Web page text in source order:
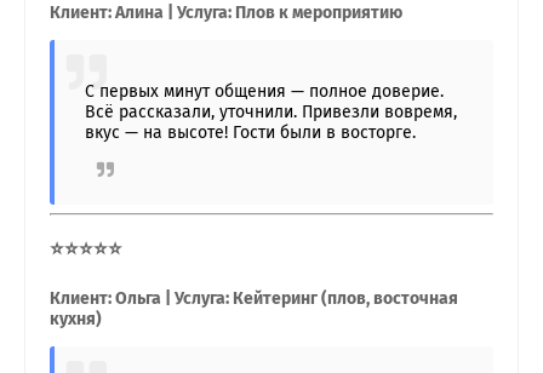
Клиент: Алина | Услуга: Плов к мероприятию
С первых минут общения — полное доверие.
Всё рассказали, уточнили. Привезли вовремя,
вкус — на высоте! Гости были в восторге.
⭐⭐⭐⭐⭐
Клиент: Ольга | Услуга: Кейтеринг (плов, восточная
кухня)